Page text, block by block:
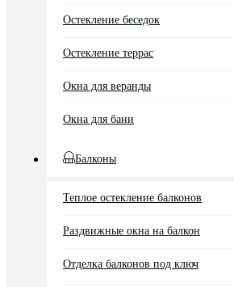
Остекление беседок
Остекление террас
Окна для веранды
Окна для бани
Балконы
Теплое остекление балконов
Раздвижные окна на балкон
Отделка балконов под ключ